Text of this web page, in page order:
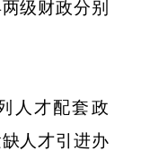
级财政分别
人才配套政
人才引进办